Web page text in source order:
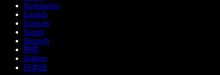
Nederlands
English
Français
Suomi
Deutsch
हिन्दी
Italiano
日本語